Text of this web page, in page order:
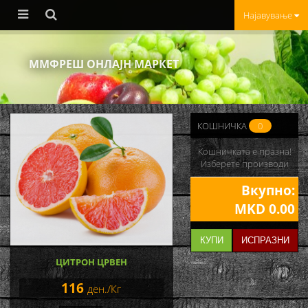
Најавување
ММФРЕШ ОНЛАЈН МАРКЕТ
ЦИТРОН ЦРВЕН
116 ден./Кг
КОШНИЧКА 0
Кошничката е празна!
Изберете производи
Вкупно:
MKD 0.00
КУПИ ИСПРАЗНИ